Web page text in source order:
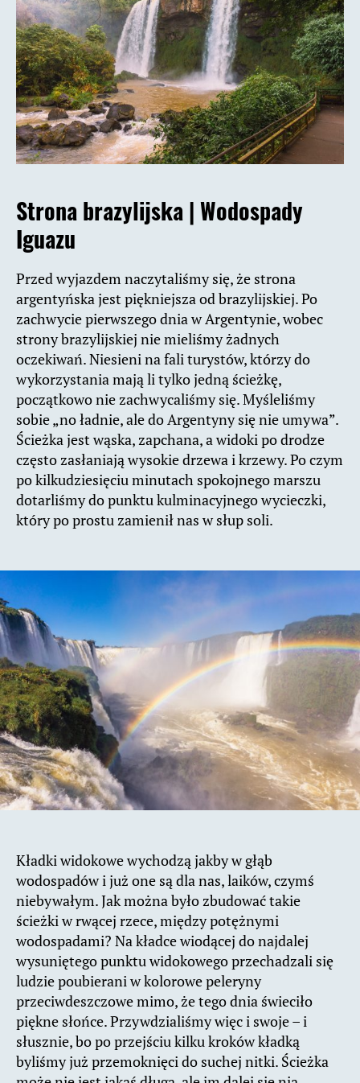
Strona brazylijska |Wodospady
Iguazu
Przed wyjazdem naczytaliśmy się, że strona
argentyńska jest piękniejsza od brazylijskiej. Po
zachwycie pierwszego dnia w Argentynie, wobec
strony brazylijskiej nie mieliśmy żadnych
oczekiwań. Niesieni na fali turystów, którzy do
wykorzystania mają li tylko jedną ścieżkę,
początkowo nie zachwycaliśmy się. Myśleliśmy
sobie „no ładnie, ale do Argentyny się nie umywa”.
Ścieżka jest wąska, zapchana, a widoki po drodze
często zasłaniają wysokie drzewa i krzewy. Po czym
po kilkudziesięciu minutach spokojnego marszu
dotarliśmy do punktu kulminacyjnego wycieczki,
który po prostu zamienił nas w słup soli.
Kładki widokowe wychodzą jakby w głąb
wodospadów i już one są dla nas, laików, czymś
niebywałym. Jak można było zbudować takie
ścieżki w rwącej rzece, między potężnymi
wodospadami? Na kładce wiodącej do najdalej
wysuniętego punktu widokowego przechadzali się
ludzie poubierani w kolorowe peleryny
przeciwdeszczowe mimo, że tego dnia świeciło
piękne słońce. Przywdzialiśmy więc i swoje – i
słusznie, bo po przejściu kilku kroków kładką
byliśmy już przemoknięci do suchej nitki. Ścieżka